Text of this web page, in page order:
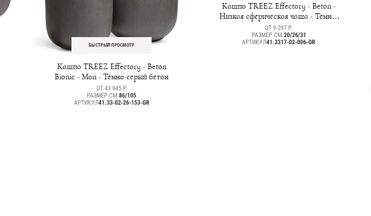
БЫСТРЫЙ ПРОСМОТР
Кашпо TREEZ Effectory - Beton
Bionic - Mon - Тёмно-серый бетон
ОТ 43 945 Р.
РАЗМЕР СМ.86/105
АРТИКУЛ41.33-02-26-153-GR
Кашпо TREEZ Effectory - Beton -
Низкая сферическая чаша - Тёмно-
серый бетон
ОТ 9 297 Р.
РАЗМЕР СМ.20/26/31
АРТИКУЛ41.3317-02-006-GR